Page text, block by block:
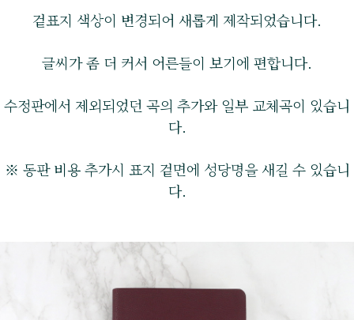
겉표지 색상이 변경되어 새롭게 제작되었습니다.
글씨가 좀 더 커서 어른들이 보기에 편합니다.
수정판에서 제외되었던 곡의 추가와 일부 교체곡이 있습니
다.
※ 동판 비용 추가시 표지 겉면에 성당명을 새길 수 있습니
다.